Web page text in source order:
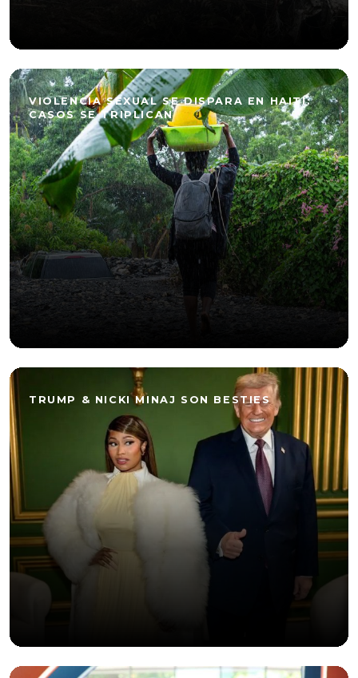
VIOLENCIA SEXUAL SE DISPARA EN HAITÍ:
CASOS SE TRIPLICAN
TRUMP & NICKI MINAJ SON BESTIES